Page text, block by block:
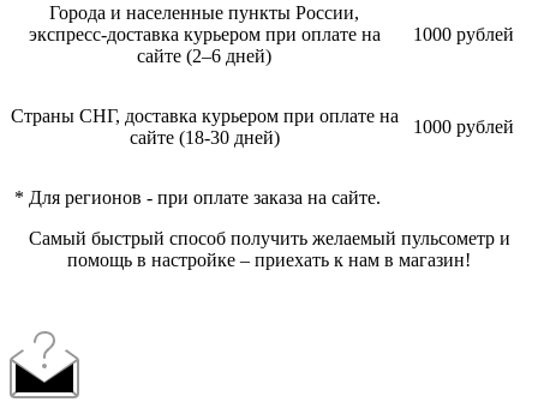
Города и населенные пункты России,
экспресс-доставка курьером при оплате на
сайте (2–6 дней)
1000 рублей
Страны СНГ, доставка курьером при оплате на
сайте (18-30 дней)
1000 рублей
* Для регионов - при оплате заказа на сайте.
Самый быстрый способ получить желаемый пульсометр и
помощь в настройке – приехать к нам в магазин!